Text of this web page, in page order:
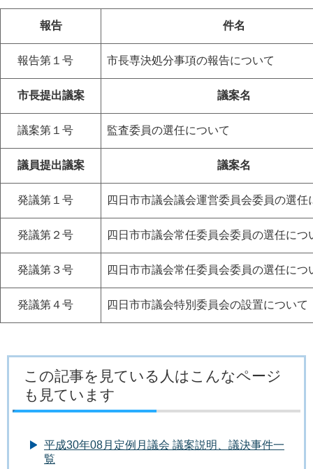
報告 件名
報告第１号 市長専決処分事項の報告について
市長提出議案 議案名
議案第１号 監査委員の選任について
議員提出議案 議案名
発議第１号 四日市市議会議会運営委員会委員の選任
発議第２号 四日市市議会常任委員会委員の選任につ
発議第３号 四日市市議会常任委員会委員の選任につ
発議第４号 四日市市議会特別委員会の設置について
この記事を見ている人はこんなページ
も見ています
平成30年08月定例月議会 議案説明、議決事件一
覧